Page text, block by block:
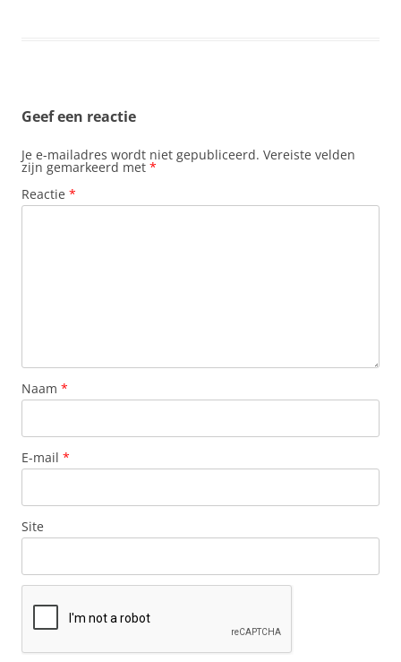
Geef een reactie
Je e-mailadres wordt niet gepubliceerd. Vereiste velden
zijn gemarkeerd met *
Reactie *
Naam *
E-mail *
Site